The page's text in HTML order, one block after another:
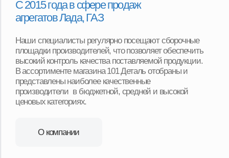
довольны покупкой. Реальные отзывы
наших покупателей.
Смотреть отзывы